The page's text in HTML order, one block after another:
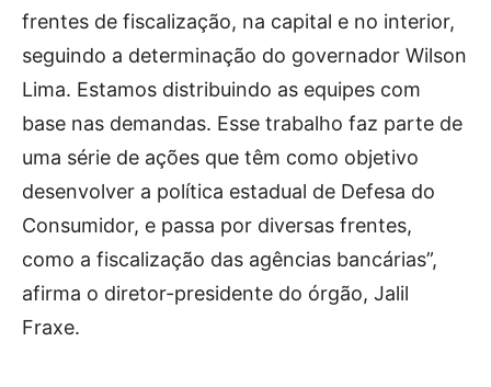
frentes de fiscalização, na capital e no interior,
seguindo a determinação do governador Wilson
Lima. Estamos distribuindo as equipes com
base nas demandas. Esse trabalho faz parte de
uma série de ações que têm como objetivo
desenvolver a política estadual de Defesa do
Consumidor, e passa por diversas frentes,
como a fiscalização das agências bancárias”,
afirma o diretor-presidente do órgão, Jalil
Fraxe.